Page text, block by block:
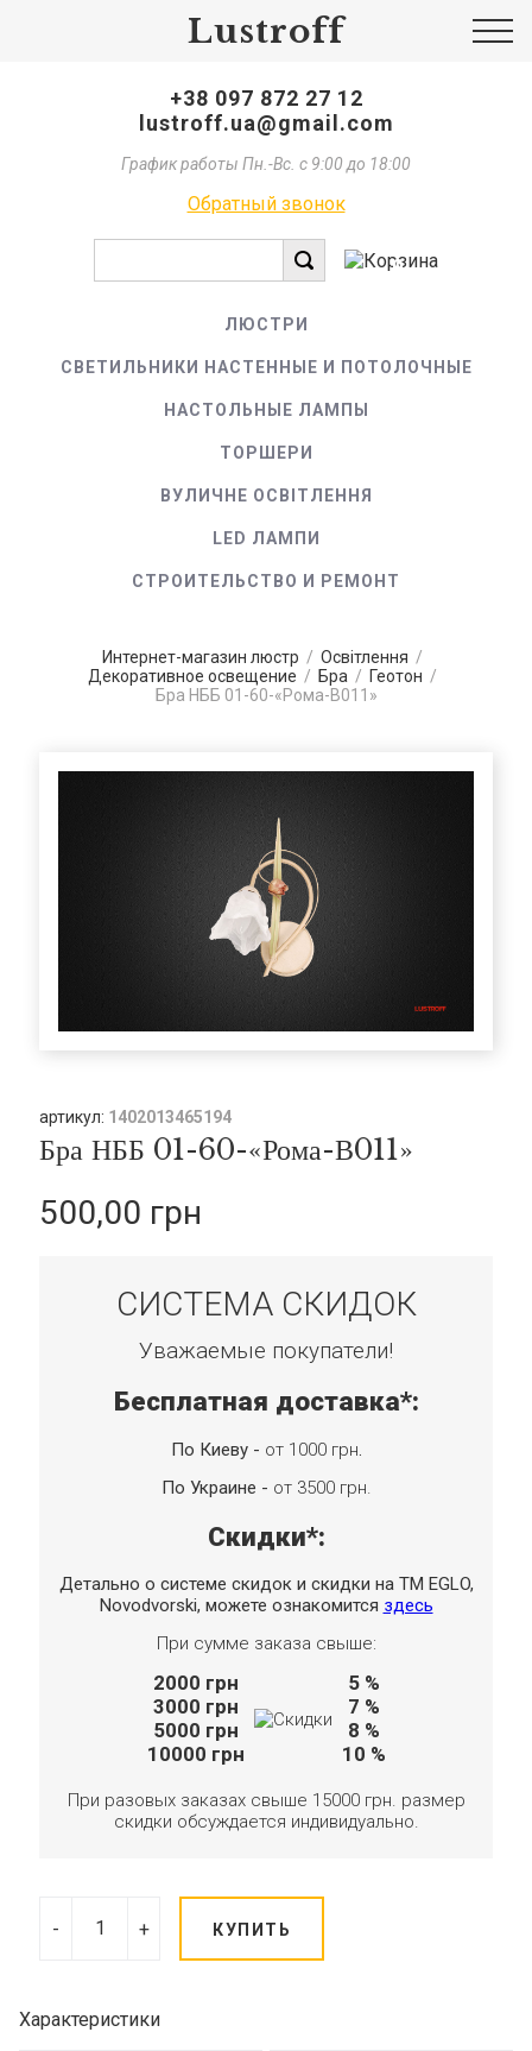
Lustroff
+38 097 872 27 12
lustroff.ua@gmail.com
График работы Пн.-Вс. с 9:00 до 18:00
Обратный звонок
0
ЛЮСТРИ
СВЕТИЛЬНИКИ НАСТЕННЫЕ И ПОТОЛОЧНЫЕ
НАСТОЛЬНЫЕ ЛАМПЫ
ТОРШЕРИ
ВУЛИЧНЕ ОСВІТЛЕННЯ
LED ЛАМПИ
СТРОИТЕЛЬСТВО И РЕМОНТ
Интернет-магазин люстр / Освітлення /
Декоративное освещение / Бра / Геотон /
Бра НББ 01-60-«Рома-В011»
артикул: 1402013465194
Бра НББ 01-60-«Рома-В011»
500,00 грн
СИСТЕМА СКИДОК
Уважаемые покупатели!
Бесплатная доставка*:
По Киеву - от 1000 грн.
По Украине - от 3500 грн.
Скидки*:
Детально о системе скидок и скидки на TM EGLO,
Novodvorski, можете ознакомится здесь
При сумме заказа свыше:
2000 грн
3000 грн
5000 грн
10000 грн
5 %
7 %
8 %
10 %
При разовых заказах свыше 15000 грн. размер
скидки обсуждается индивидуально.
- + КУПИТЬ
Характеристики